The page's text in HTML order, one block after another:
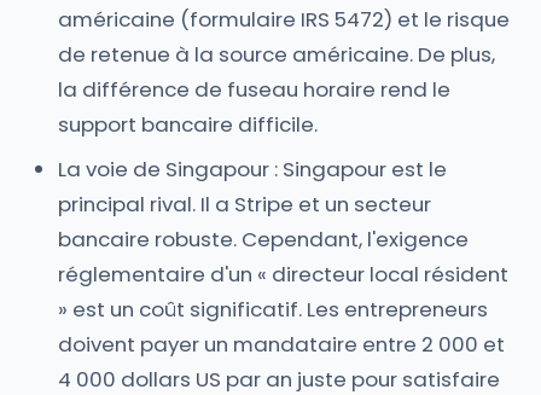
américaine (formulaire IRS 5472) et le risque
de retenue à la source américaine. De plus,
la différence de fuseau horaire rend le
support bancaire difficile.
La voie de Singapour : Singapour est le
principal rival. Il a Stripe et un secteur
bancaire robuste. Cependant, l'exigence
réglementaire d'un « directeur local résident
» est un coût significatif. Les entrepreneurs
doivent payer un mandataire entre 2 000 et
4 000 dollars US par an juste pour satisfaire